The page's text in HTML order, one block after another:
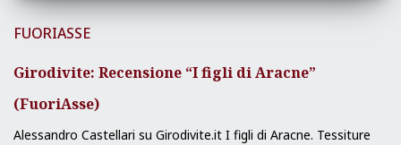
FUORIASSE
Girodivite: Recensione “I figli di Aracne”
(FuoriAsse)
Alessandro Castellari su Girodivite.it I figli di Aracne. Tessiture